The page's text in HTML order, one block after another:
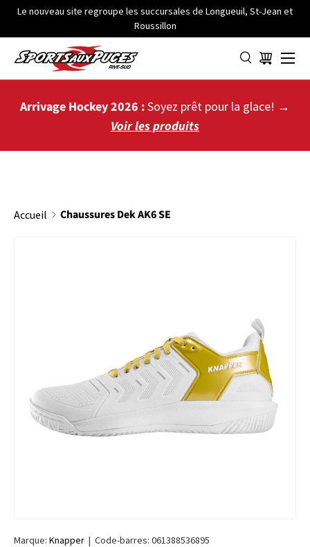
ALLER AU CONTENU
Le nouveau site regroupe les succursales de Longueuil, St-Jean et
Roussillon
Panier
Menu
Arrivage Hockey 2026 :Soyez prêt pour la glace! →
Voir les produits
Accueil Chaussures Dek AK6 SE
Marque: Knapper | Code-barres: 061388536895